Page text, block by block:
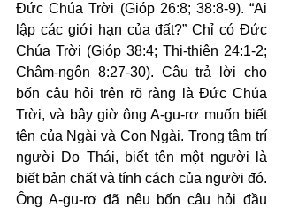
Đức Chúa Trời (Gióp 26:8; 38:8-9). “Ai
lập các giới hạn của đất?” Chỉ có Đức
Chúa Trời (Gióp 38:4; Thi-thiên 24:1-2;
Châm-ngôn 8:27-30). Câu trả lời cho
bốn câu hỏi trên rõ ràng là Đức Chúa
Trời, và bây giờ ông A-gu-rơ muốn biết
tên của Ngài và Con Ngài. Trong tâm trí
người Do Thái, biết tên một người là
biết bản chất và tính cách của người đó.
Ông A-gu-rơ đã nêu bốn câu hỏi đầu